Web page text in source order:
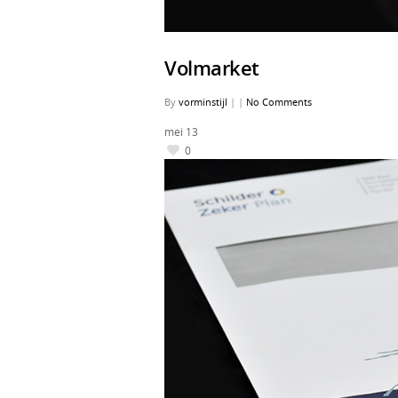
Volmarket
By vorminstijl | | No Comments
mei 13
0